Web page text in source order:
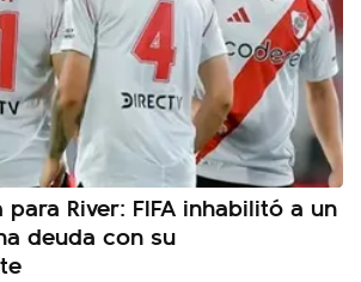
River: FIFA inhabilitó a un
deuda con su